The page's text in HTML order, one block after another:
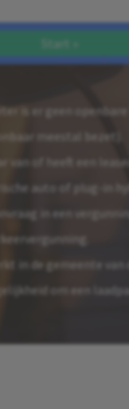
Start »
is er geen
meestal bezet).
van of heeft een
auto of plug-in
in een
in de gemeente van
om een